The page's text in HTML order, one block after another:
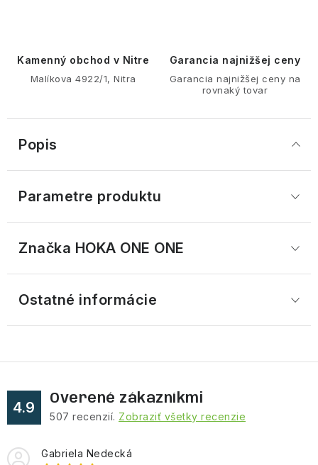
Kamenný obchod v Nitre
Malíkova 4922/1, Nitra
Garancia najnižšej ceny
Garancia najnižšej ceny na
rovnaký tovar
Popis
Parametre produktu
Značka HOKA ONE ONE
Ostatné informácie
4.9
Overené zákazníkmi
507 recenzií. Zobraziť všetky recenzie
Gabriela Nedecká